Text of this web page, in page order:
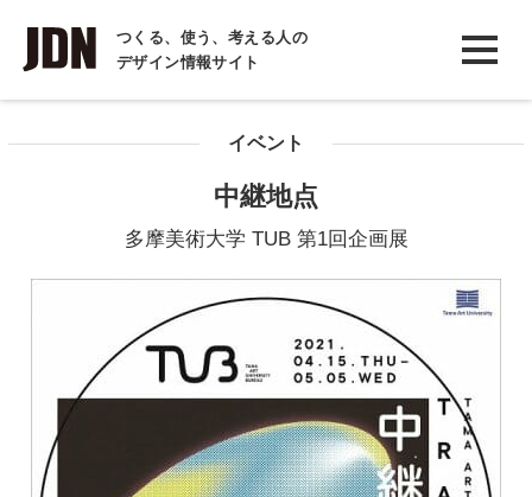
つくる、使う、考える人の
デザイン情報サイト
INTERVIEW
インタビュー
COLUMN
イベント
中継地点
多摩美術大学 TUB 第1回企画展